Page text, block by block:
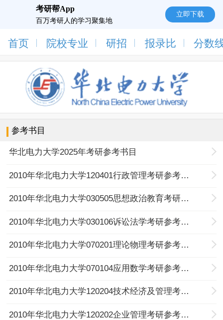
考研帮App
百万考研人的学习聚集地
立即下载
首页 院校专业 研招 报录比 分数
参考书目
华北电力大学2025年考研参考书目
2010年华北电力大学120401行政管理考研参考书目及考试科目
2010年华北电力大学030505思想政治教育考研参考书目及考试科目
2010年华北电力大学030106诉讼法学考研参考书目及考试科目
2010年华北电力大学070201理论物理考研参考书目及考试科目
2010年华北电力大学070104应用数学考研参考书目及考试科目
2010年华北电力大学120204技术经济及管理考研参考书目及考试科目
2010年华北电力大学120202企业管理考研参考书目及考试科目